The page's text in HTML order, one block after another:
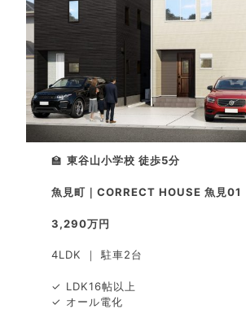
🏫 東谷山小学校 徒歩5分
魚見町｜CORRECT HOUSE 魚見01
3,290万円
4LDK ｜ 駐車2台
✓ LDK16帖以上
✓ オール電化